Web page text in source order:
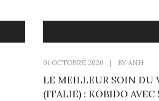
01 OCTOBRE 2020 BY ANH
LE MEILLEUR SOIN DU
(ITALIE) : KOBIDO AVEC